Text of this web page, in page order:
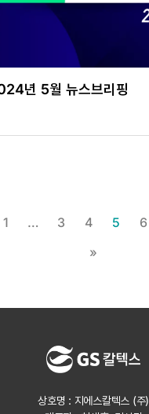
년 5월 뉴스브리핑
1 … 3 4 5 6
»
상호명 : 지에스칼텍스 (주)